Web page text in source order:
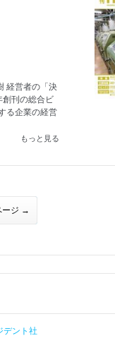
経営者の「決
創刊の総合ビ
る企業の経営
もっと見る
ージ →
デント社